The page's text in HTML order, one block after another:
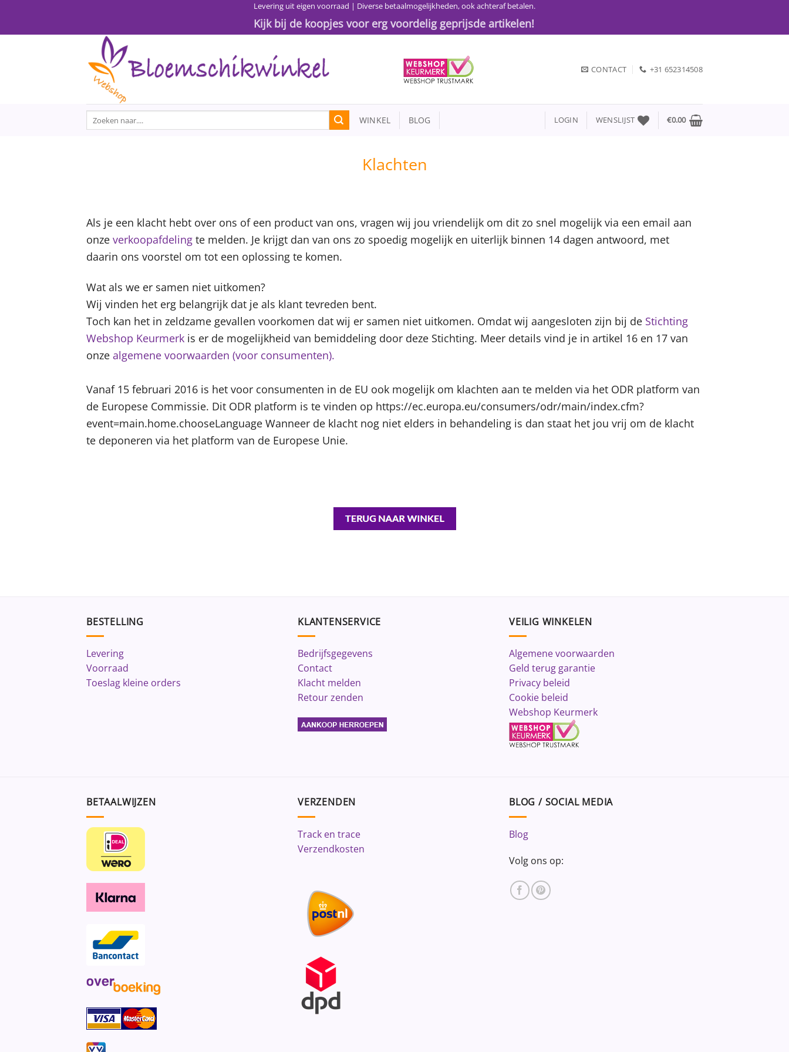
inhoud
Levering uit eigen voorraad | Diverse betaalmogelijkheden, ook achteraf betalen.
Kijk bij de koopjes voor erg voordelig geprijsde artikelen!
CONTACT +31 652314508
Zoeken
naar:
WINKEL BLOG LOGIN WENSLIJST €0.00
Klachten
Als je een klacht hebt over ons of een product van ons, vragen wij jou vriendelijk om dit zo snel mogelijk via een email aan
onze verkoopafdeling te melden. Je krijgt dan van ons zo spoedig mogelijk en uiterlijk binnen 14 dagen antwoord, met
daarin ons voorstel om tot een oplossing te komen.
Wat als we er samen niet uitkomen?
Wij vinden het erg belangrijk dat je als klant tevreden bent.
Toch kan het in zeldzame gevallen voorkomen dat wij er samen niet uitkomen. Omdat wij aangesloten zijn bij de Stichting
Webshop Keurmerk is er de mogelijkheid van bemiddeling door deze Stichting. Meer details vind je in artikel 16 en 17 van
onze algemene voorwaarden (voor consumenten).
Vanaf 15 februari 2016 is het voor consumenten in de EU ook mogelijk om klachten aan te melden via het ODR platform van
de Europese Commissie. Dit ODR platform is te vinden op https://ec.europa.eu/consumers/odr/main/index.cfm?
event=main.home.chooseLanguage Wanneer de klacht nog niet elders in behandeling is dan staat het jou vrij om de klacht
te deponeren via het platform van de Europese Unie.
BESTELLING
Levering
Voorraad
Toeslag kleine orders
KLANTENSERVICE
Bedrijfsgegevens
Contact
Klacht melden
Retour zenden
VEILIG WINKELEN
Algemene voorwaarden
Geld terug garantie
Privacy beleid
Cookie beleid
Webshop Keurmerk
BETAALWIJZEN VERZENDEN
Track en trace
Verzendkosten
BLOG / SOCIAL MEDIA
Blog
Volg ons op: